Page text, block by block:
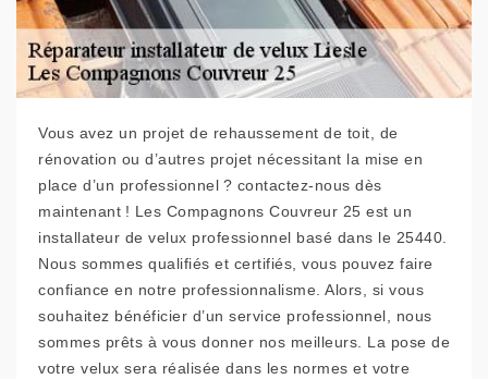
Vous avez un projet de rehaussement de toit, de
rénovation ou d’autres projet nécessitant la mise en
place d’un professionnel ? contactez-nous dès
maintenant ! Les Compagnons Couvreur 25 est un
installateur de velux professionnel basé dans le 25440.
Nous sommes qualifiés et certifiés, vous pouvez faire
confiance en notre professionnalisme. Alors, si vous
souhaitez bénéficier d’un service professionnel, nous
sommes prêts à vous donner nos meilleurs. La pose de
votre velux sera réalisée dans les normes et votre